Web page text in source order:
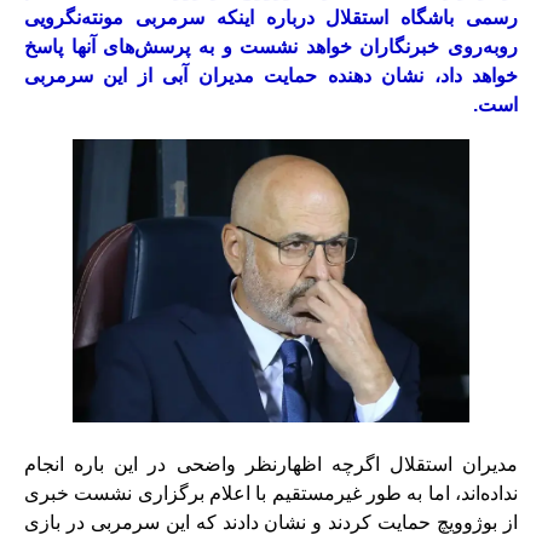
رسمی باشگاه استقلال درباره اینکه سرمربی مونته‌نگرویی
روبه‌روی خبرنگاران خواهد نشست و به پرسش‌های آنها پاسخ
خواهد داد، نشان دهنده حمایت مدیران آبی از این سرمربی
است.
مدیران استقلال اگرچه اظهارنظر واضحی در این باره انجام
نداده‌اند، اما به طور غیرمستقیم با اعلام برگزاری نشست خبری
از بوژوویچ حمایت کردند و نشان دادند که این سرمربی در بازی